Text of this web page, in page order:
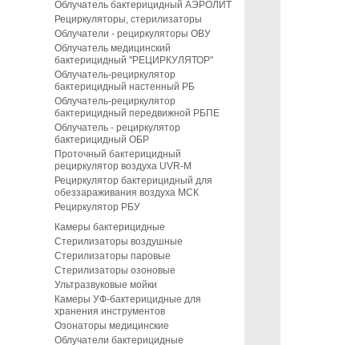
Облучатель бактерицидный АЭРОЛИТ
Рециркуляторы, стерилизаторы
Облучатели - рециркуляторы ОВУ
Облучатель медицинский
бактерицидный "РЕЦИРКУЛЯТОР"
Облучатель-рециркулятор
бактерицидный настенный РБ
Облучатель-рециркулятор
бактерицидный передвижной РБПЕ
Облучатель - рециркулятор
бактерицидный ОБР
Проточный бактерицидный
рециркулятор воздуха UVR-M
Рециркулятор бактерицидный для
обеззараживания воздуха МСК
Рециркулятор РБУ
Камеры бактерицидные
Стерилизаторы воздушные
Стерилизаторы паровые
Стерилизаторы озоновые
Ультразвуковые мойки
Камеры УФ-бактерицидные для
хранения инструментов
Озонаторы медицинские
Облучатели бактерицидные